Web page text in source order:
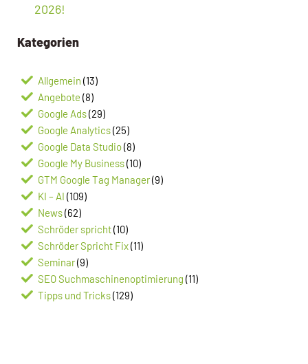
2026!
Kategorien
Allgemein (13)
Angebote (8)
Google Ads(29)
Google Analytics(25)
Google Data Studio(8)
Google My Business(10)
GTM Google Tag Manager(9)
KI – AI (109)
News(62)
Schröder spricht(10)
Schröder Spricht Fix(11)
Seminar(9)
SEO Suchmaschinenoptimierung (11)
Tipps und Tricks(129)